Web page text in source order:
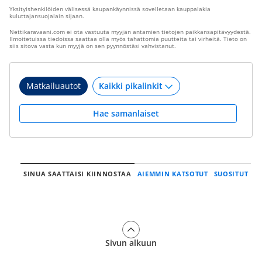
Yksityishenkilöiden välisessä kaupankäynnissä sovelletaan kauppalakia
kuluttajansuojalain sijaan.
Nettikaravaani.com ei ota vastuuta myyjän antamien tietojen paikkansapitävyydestä.
Ilmoitetuissa tiedoissa saattaa olla myös tahattomia puutteita tai virheitä. Tieto on
siis sitova vasta kun myyjä on sen pyynnöstäsi vahvistanut.
Matkailuautot
Hae samanlaiset
SINUA SAATTAISI KIINNOSTAA AIEMMIN KATSOTUT SUOSITUT
Sivun alkuun